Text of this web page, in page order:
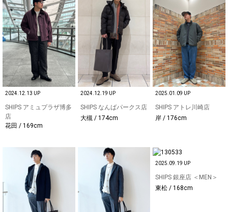
2024.12.13 UP
SHIPS アミュプラザ博多
店
花田 / 169cm
2024.12.19 UP
SHIPS なんばパークス店
大槻 / 174cm
2025.01.09 UP
SHIPS アトレ川崎店
岸 / 176cm
2025.09.19 UP
SHIPS 銀座店 ＜MEN＞
東松 / 168cm